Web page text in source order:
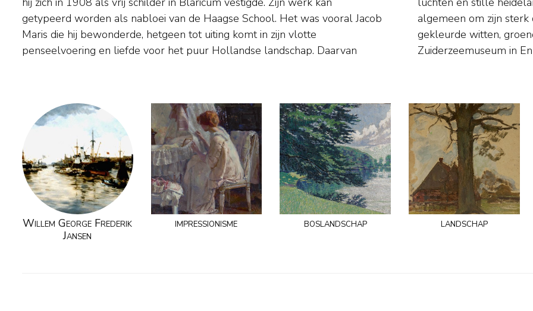
getypeerd worden als nabloei van de Haagse School. Het was vooral Jacob
Maris die hij bewonderde, hetgeen tot uiting komt in zijn vlotte
penseelvoering en liefde voor het puur Hollandse landschap. Daarvan
algemeen om zijn sterk ontwikkeld gevoel voor kleurnuances, vooral in
gekleurde witten, groenen en grijzen. Musea: Singermuseum Laren en
Zuiderzeemuseum in
Willem George Frederik
Jansen
impressionisme boslandschap landschap